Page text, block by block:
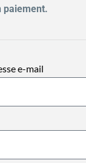
paiement.
e-mail